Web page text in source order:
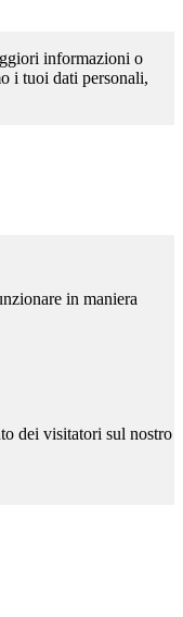
informazioni o
i tuoi dati personali,
in maniera
dei visitatori sul nostro